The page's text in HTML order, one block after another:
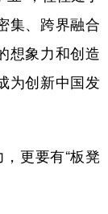
集、跨界融合
想象力和创造
为创新中国发
更要有“板凳